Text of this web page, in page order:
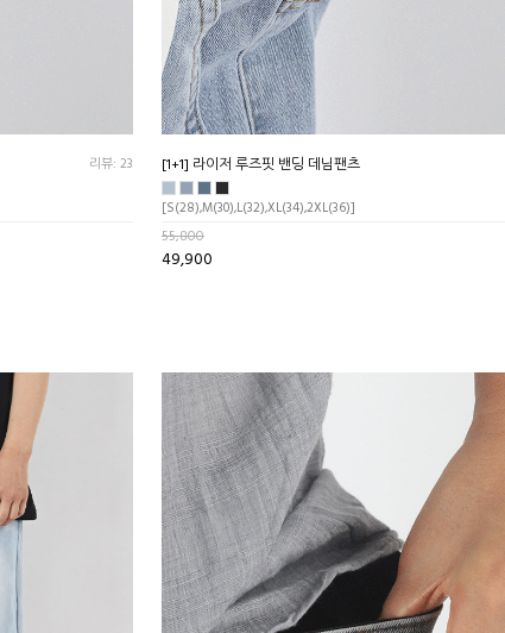
리뷰: 23 [1+1] 라이저 루즈핏 밴딩 데님팬츠
[S(28),M(30),L(32),XL(34),2XL(36)]
55,800
49,900